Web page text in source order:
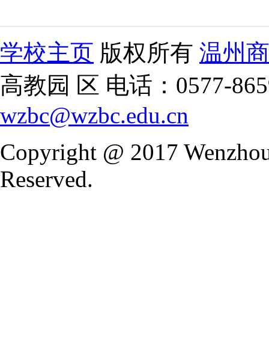
学校主页 版权所有 温州
高教园 区 电话：0577-
wzbc@wzbc.edu.cn
Copyright @ 2017
Reserved.